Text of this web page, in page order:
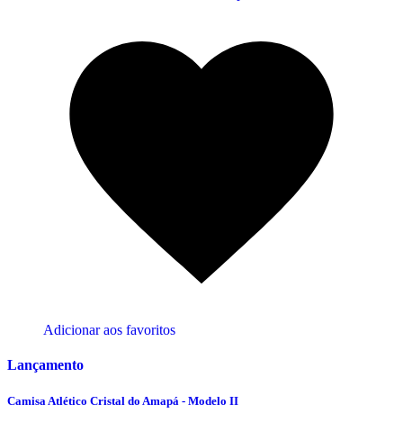
Adicionar aos favoritos
Lançamento
Camisa Atlético Cristal do Amapá - Modelo II